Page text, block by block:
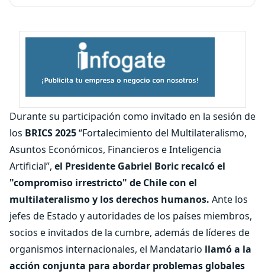
Durante su participación como invitado en la sesión de
los BRICS 2025“Fortalecimiento del Multilateralismo,
Asuntos Económicos, Financieros e Inteligencia
Artificial”, el Presidente Gabriel Boric recalcó el
"compromiso irrestricto" de Chile con el
multilateralismo y los derechos humanos. Ante los
jefes de Estado y autoridades de los países miembros,
socios e invitados de la cumbre, además de líderes de
organismos internacionales, el Mandatario llamó a la
acción conjunta para abordar problemas globales